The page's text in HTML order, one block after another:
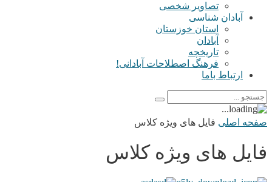
تصاویر شخصی
آبادان شناسی
استان خوزستان
آبادان
تاریخچه
فرهنگ اصطلاحات آبادانی!
ارتباط باما
صفحه اصلی فایل های ویژه کلاس
فایل های ویژه کلاس